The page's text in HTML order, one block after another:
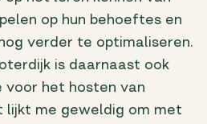
op hun behoeftes en
verder te optimaliseren.
is daarnaast ook
het hosten van
lijkt me geweldig om met